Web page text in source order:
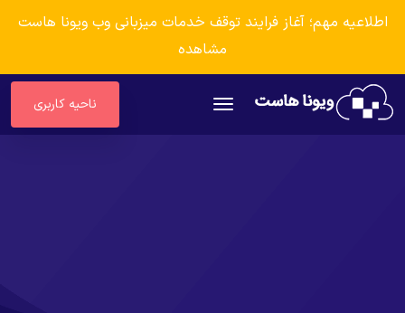
اطلاعیه مهم؛ آغاز فرایند توقف خدمات میزبانی وب ویونا هاست
مشاهده
ناحیه کاربری